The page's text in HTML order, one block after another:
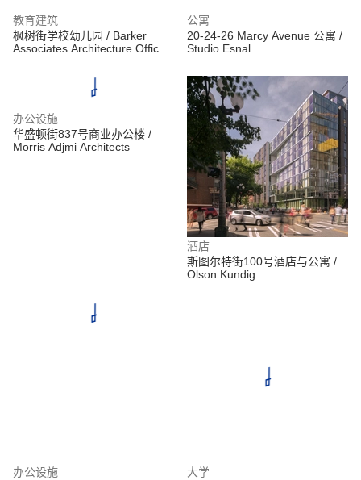
教育建筑
枫树街学校幼儿园 / Barker
Associates Architecture Office
公寓
20-24-26 Marcy Avenue 公寓 /
Studio Esnal
办公设施
华盛顿街837号商业办公楼 /
Morris Adjmi Architects
酒店
斯图尔特街100号酒店与公寓 /
Olson Kundig
办公设施
大学